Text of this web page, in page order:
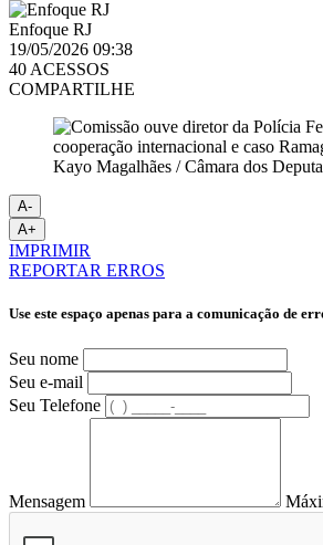
Enfoque RJ
19/05/2026 09:38
40 ACESSOS
COMPARTILHE
Kayo Magalhães / Câmara dos
A-
A+
IMPRIMIR
REPORTAR ERROS
Use este espaço apenas para a comunicação de
Seu nome
Seu e-mail
Seu Telefone
Mensagem